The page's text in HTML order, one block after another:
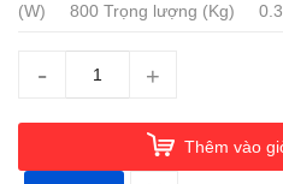
(W) 800 Trọng lượng (Kg)
- +
Thêm vào